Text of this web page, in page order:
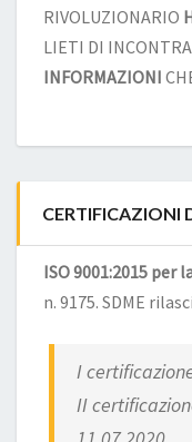
RIVOLUZIONARIO
LIETI DI
INFORMAZIONI
CERTIFICAZIONI
ISO 9001:2015 per
n. 9175. SDME
I
II